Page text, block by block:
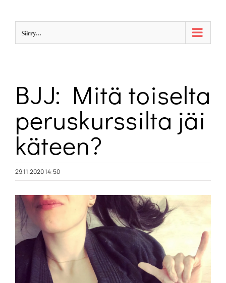
Siirry...
BJJ: Mitä toiselta
peruskurssilta jäi
käteen?
29.11.2020 14:50
Katso
kuvaa
isompana